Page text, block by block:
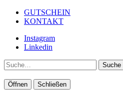
GUTSCHEIN
KONTAKT
Instagram
Linkedin
Suche
Öffnen Schließen